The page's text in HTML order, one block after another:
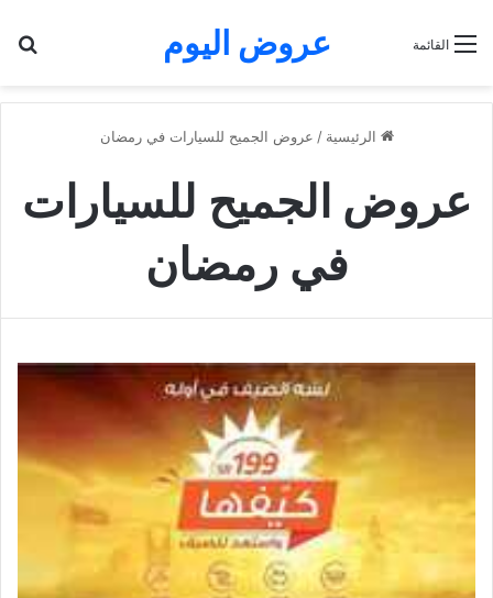
عروض اليوم القائمة
الرئيسية / عروض الجميح للسيارات في رمضان
عروض الجميح للسيارات
في رمضان